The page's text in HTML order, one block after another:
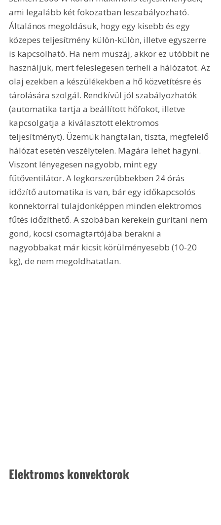
ami legalább két fokozatban leszabályozható.
Általános megoldásuk, hogy egy kisebb és egy
közepes teljesítmény külön-külön, illetve egyszerre
is kapcsolható. Ha nem muszáj, akkor ez utóbbit ne
használjuk, mert feleslegesen terheli a hálózatot. Az
olaj ezekben a készülékekben a hő közvetítésre és
tárolására szolgál. Rendkívül jól szabályozhatók
(automatika tartja a beállított hőfokot, illetve
kapcsolgatja a kiválasztott elektromos
teljesítményt). Üzemük hangtalan, tiszta, megfelelő
hálózat esetén veszélytelen. Magára lehet hagyni.
Viszont lényegesen nagyobb, mint egy
fűtőventilátor. A legkorszerűbbekben 24 órás
időzítő automatika is van, bár egy időkapcsolós
konnektorral tulajdonképpen minden elektromos
fűtés időzíthető. A szobában kerekein gurítani nem
gond, kocsi csomagtartójába berakni a
nagyobbakat már kicsit körülményesebb (10-20
kg), de nem megoldhatatlan.
Elektromos konvektorok